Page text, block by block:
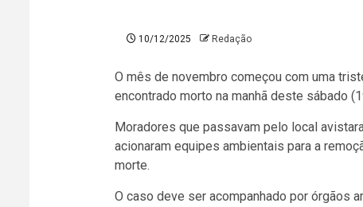
10/12/2025 Redação
O mês de novembro começou com uma
encontrado morto na manhã deste sábado
Moradores que passavam pelo local
acionaram equipes ambientais para a
morte.
O caso deve ser acompanhado por órgãos